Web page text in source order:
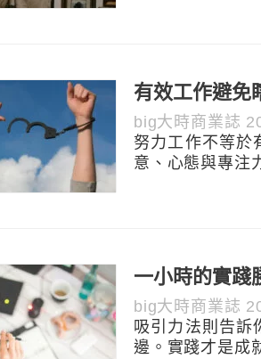
有效工作避免
big大時商業誌
努力工作不等於
意、心態與專注
一小時的實踐
big大時商業誌
吸引力法則告訴
邊。實踐才是成